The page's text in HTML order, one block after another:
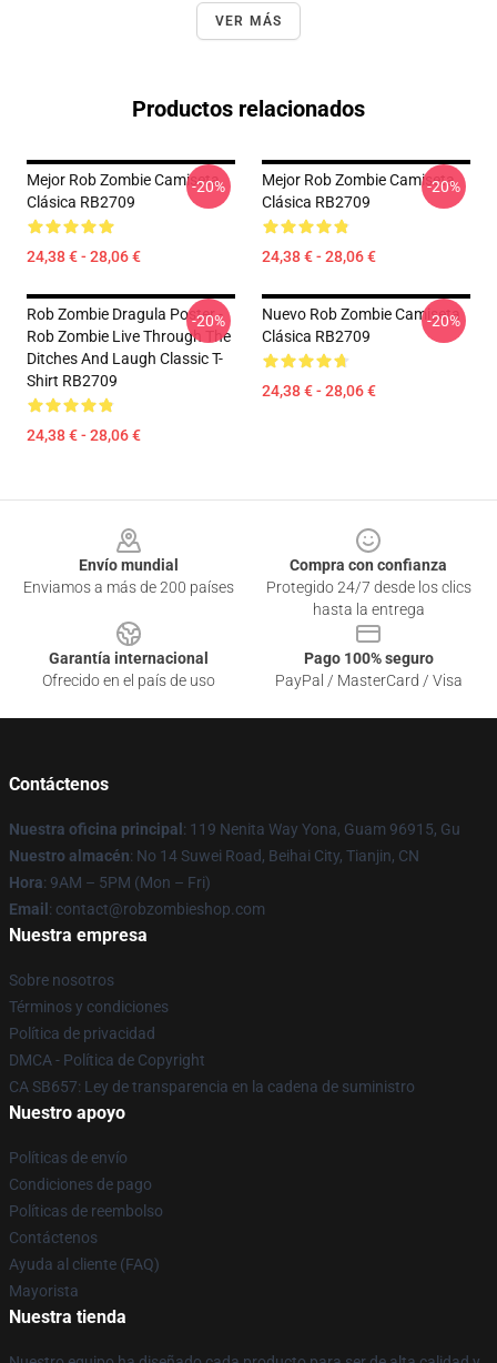
VER MÁS
Productos relacionados
Mejor Rob Zombie Camiseta
Clásica RB2709
24,38 € - 28,06 €
-20%
Mejor Rob Zombie Camiseta
Clásica RB2709
24,38 € - 28,06 €
-20%
Rob Zombie Dragula Poster -
Rob Zombie Live Through The
Ditches And Laugh Classic T-
Shirt RB2709
24,38 € - 28,06 €
-20%
Nuevo Rob Zombie Camiseta
Clásica RB2709
24,38 € - 28,06 €
-20%
Envío mundial
Enviamos a más de 200 países
Compra con confianza
Protegido 24/7 desde los clics
hasta la entrega
Garantía internacional
Ofrecido en el país de uso
Pago 100% seguro
PayPal / MasterCard / Visa
Contáctenos
Nuestra oficina principal : 119 Nenita Way Yona, Guam 96915, Gu
Nuestro almacén: No 14 Suwei Road, Beihai City, Tianjin, CN
Hora: 9AM – 5PM (Mon – Fri)
Email : contact@robzombieshop.com
Nuestra empresa
Sobre nosotros
Términos y condiciones
Política de privacidad
DMCA - Política de Copyright
CA SB657: Ley de transparencia en la cadena de suministro
Nuestro apoyo
Políticas de envío
Condiciones de pago
Políticas de reembolso
Contáctenos
Ayuda al cliente (FAQ)
Mayorista
Nuestra tienda